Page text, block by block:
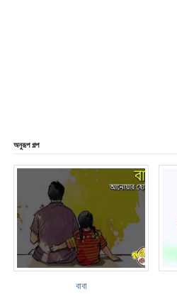
অনুরূপ গল্প
বাবা